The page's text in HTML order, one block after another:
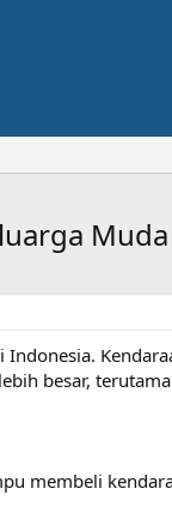
Muda
besar,
membeli